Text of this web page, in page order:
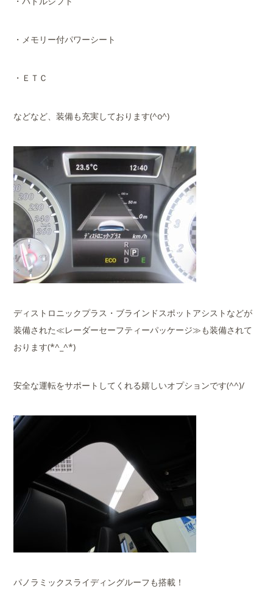
・メモリー付パワーシート
・ＥＴＣ
などなど、装備も充実しております(^o^)
ディストロニックプラス・ブラインドスポットアシストなどが
装備された≪レーダーセーフティーパッケージ≫も装備されて
おります(*^_^*)
安全な運転をサポートしてくれる嬉しいオプションです(^^)/
パノラミックスライディングルーフも搭載！